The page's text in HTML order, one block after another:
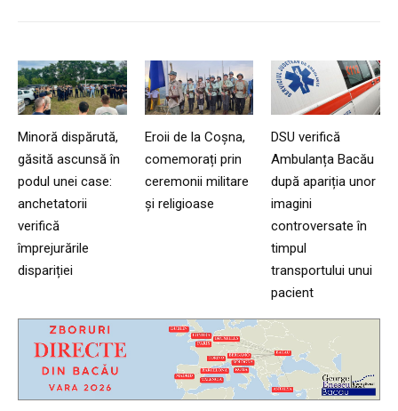
Minoră dispărută,
găsită ascunsă în
podul unei case:
anchetatorii
verifică
împrejurările
dispariției
Eroii de la Coșna,
comemorați prin
ceremonii militare
și religioase
DSU verifică
Ambulanța Bacău
după apariția unor
imagini
controversate în
timpul
transportului unui
pacient